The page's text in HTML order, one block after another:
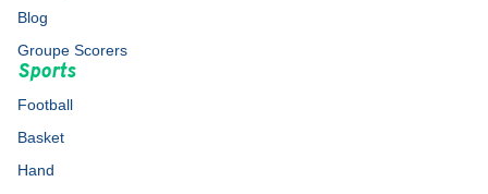
Blog
Groupe Scorers
Sports
Football
Basket
Hand